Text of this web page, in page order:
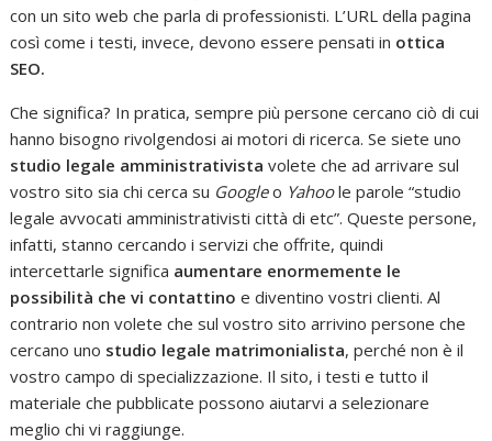
con un sito web che parla di professionisti. L’URL della pagina
così come i testi, invece, devono essere pensati in ottica
SEO.
Che significa? In pratica, sempre più persone cercano ciò di cui
hanno bisogno rivolgendosi ai motori di ricerca. Se siete uno
studio legale amministrativista volete che ad arrivare sul
vostro sito sia chi cerca su Googleo Yahoole parole “studio
legale avvocati amministrativisti città di etc”. Queste persone,
infatti, stanno cercando i servizi che offrite, quindi
intercettarle significa aumentare enormemente le
possibilità che vi contattino e diventino vostri clienti. Al
contrario non volete che sul vostro sito arrivino persone che
cercano uno studio legale matrimonialista, perché non è il
vostro campo di specializzazione. Il sito, i testi e tutto il
materiale che pubblicate possono aiutarvi a selezionare
meglio chi vi raggiunge.